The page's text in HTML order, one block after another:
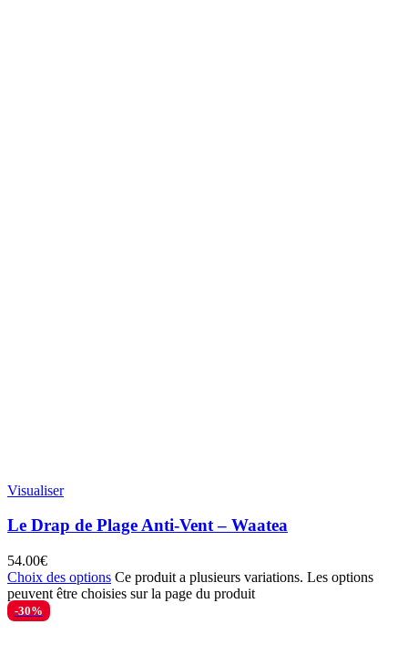
Visualiser
Le Drap de Plage Anti-Vent – Waatea
54.00€
Choix des options Ce produit a plusieurs variations. Les options
peuvent être choisies sur la page du produit
-30%